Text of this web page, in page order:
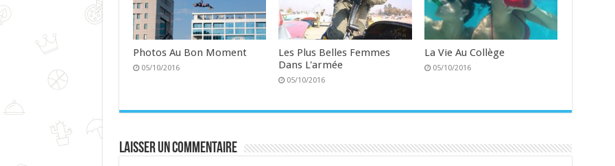
Photos Au Bon Moment
05/10/2016
Les Plus Belles Femmes
Dans L'armée
05/10/2016
La Vie Au Collège
05/10/2016
Laisser un commentaire